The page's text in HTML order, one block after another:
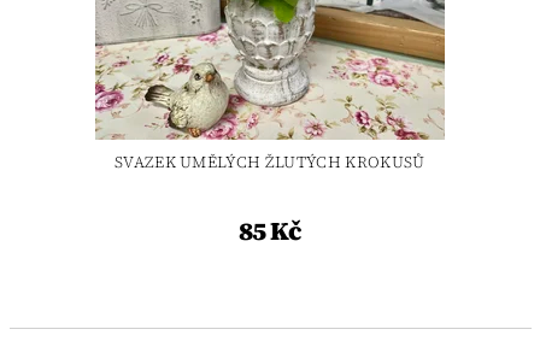
SVAZEK UMĚLÝCH ŽLUTÝCH KROKUSŮ
85 Kč